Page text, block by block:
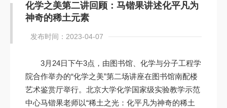
化学之美第二讲回顾：马锴果讲述化平凡为
神奇的稀土元素
发布时间：2023-04-07
3月24日下午3点，由图书馆、化学与分子工程学
院合作举办的“化学之美”第二场讲座在图书馆南配楼
艺术鉴赏厅举行。北京大学化学国家级实验教学示范
中心马锴果老师以“稀土之光：化平凡为神奇的稀土